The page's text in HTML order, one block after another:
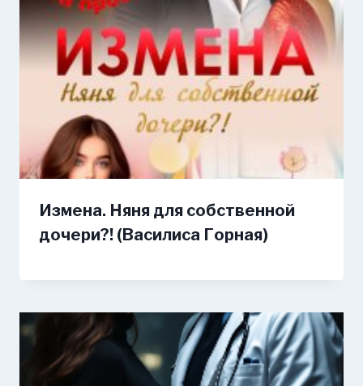
Измена. Няня для собственной
дочери?! (Василиса Горная)